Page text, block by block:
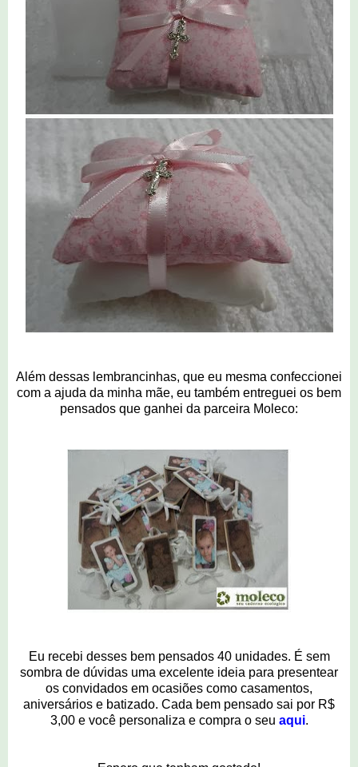
Além dessas lembrancinhas, que eu mesma confeccionei
com a ajuda da minha mãe, eu também entreguei os bem
pensados que ganhei da parceira Moleco:
Eu recebi desses bem pensados 40 unidades. É sem
sombra de dúvidas uma excelente ideia para presentear
os convidados em ocasiões como casamentos,
aniversários e batizado. Cada bem pensado sai por R$
3,00 e você personaliza e compra o seu aqui.